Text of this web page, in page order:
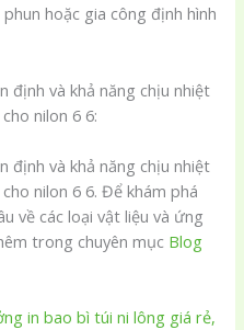
hoặc gia công định hình
định và khả năng chịu nhiệt
nilon 6 6:
định và khả năng chịu nhiệt
nilon 6 6. Để khám phá
về các loại vật liệu và ứng
trong chuyên mục Blog
in bao bì túi ni lông giá rẻ,